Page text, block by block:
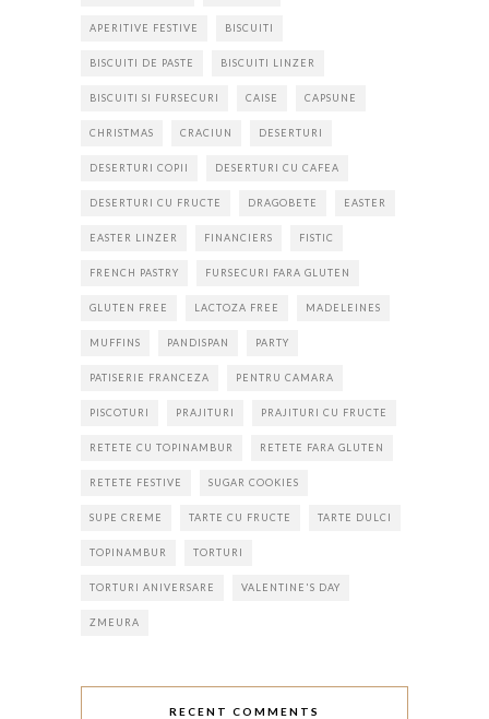
APERITIVE FESTIVE BISCUITI
BISCUITI DE PASTE BISCUITI LINZER
BISCUITI SI FURSECURI CAISE CAPSUNE
CHRISTMAS CRACIUN DESERTURI
DESERTURI COPII DESERTURI CU CAFEA
DESERTURI CU FRUCTE DRAGOBETE EASTER
EASTER LINZER FINANCIERS FISTIC
FRENCH PASTRY FURSECURI FARA GLUTEN
GLUTEN FREE LACTOZA FREE MADELEINES
MUFFINS PANDISPAN PARTY
PATISERIE FRANCEZA PENTRU CAMARA
PISCOTURI PRAJITURI PRAJITURI CU FRUCTE
RETETE CU TOPINAMBUR RETETE FARA GLUTEN
RETETE FESTIVE SUGAR COOKIES
SUPE CREME TARTE CU FRUCTE TARTE DULCI
TOPINAMBUR TORTURI
TORTURI ANIVERSARE VALENTINE'S DAY
ZMEURA
RECENT COMMENTS